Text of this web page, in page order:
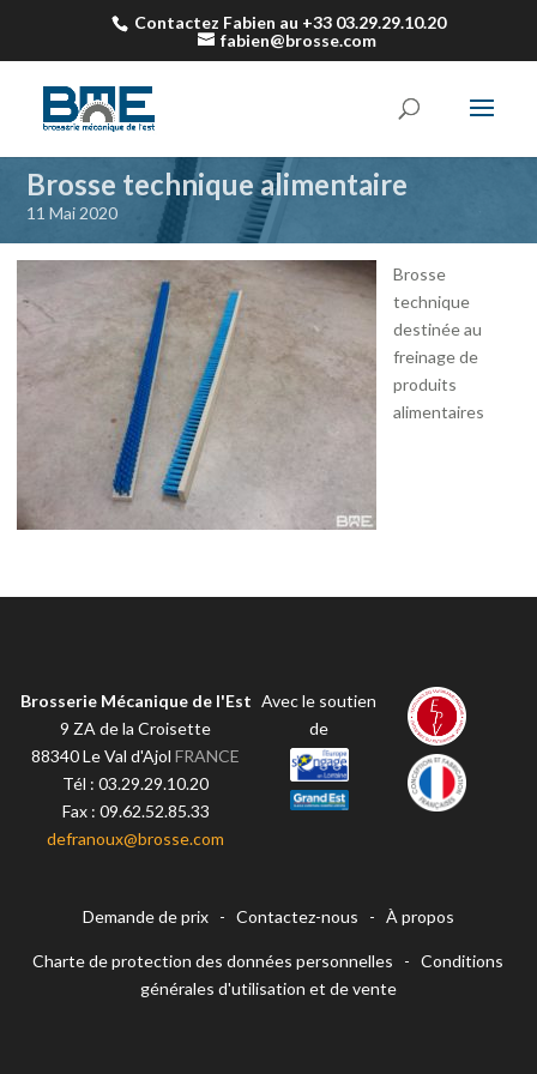
Contactez Fabien au +33 03.29.29.10.20
fabien@brosse.com
Brosse technique alimentaire
11 Mai 2020
Brosse
technique
destinée au
freinage de
produits
alimentaires
Brosserie Mécanique de l'Est
9 ZA de la Croisette
88340Le Val d'Ajol FRANCE
Tél :03.29.29.10.20
Fax : 09.62.52.85.33
defranoux@brosse.com
Avec le soutien
de
Demande de prix- Contactez-nous - À propos
Charte de protection des données personnelles -Conditions
générales d'utilisation et de vente